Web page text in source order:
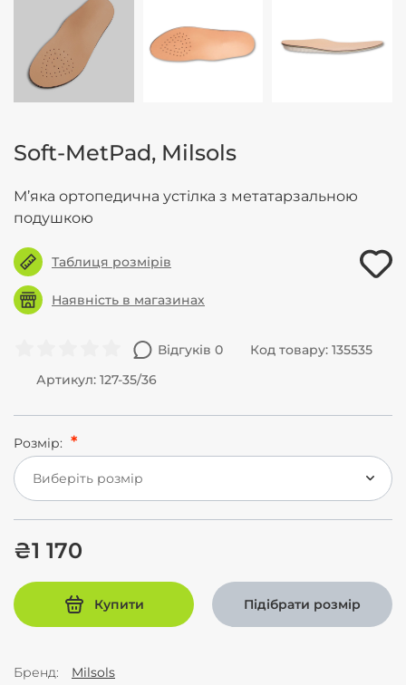
Soft-MetPad, Milsols
М’яка ортопедична устілка з метатарзальною
подушкою
Таблиця розмірів
Наявність в магазинах
Відгуків 0
Код товару: 135535
Артикул: 127-35/36
Розмір:
Виберіть розмір
₴1 170
Купити Підібрати розмір
Бренд
Milsols